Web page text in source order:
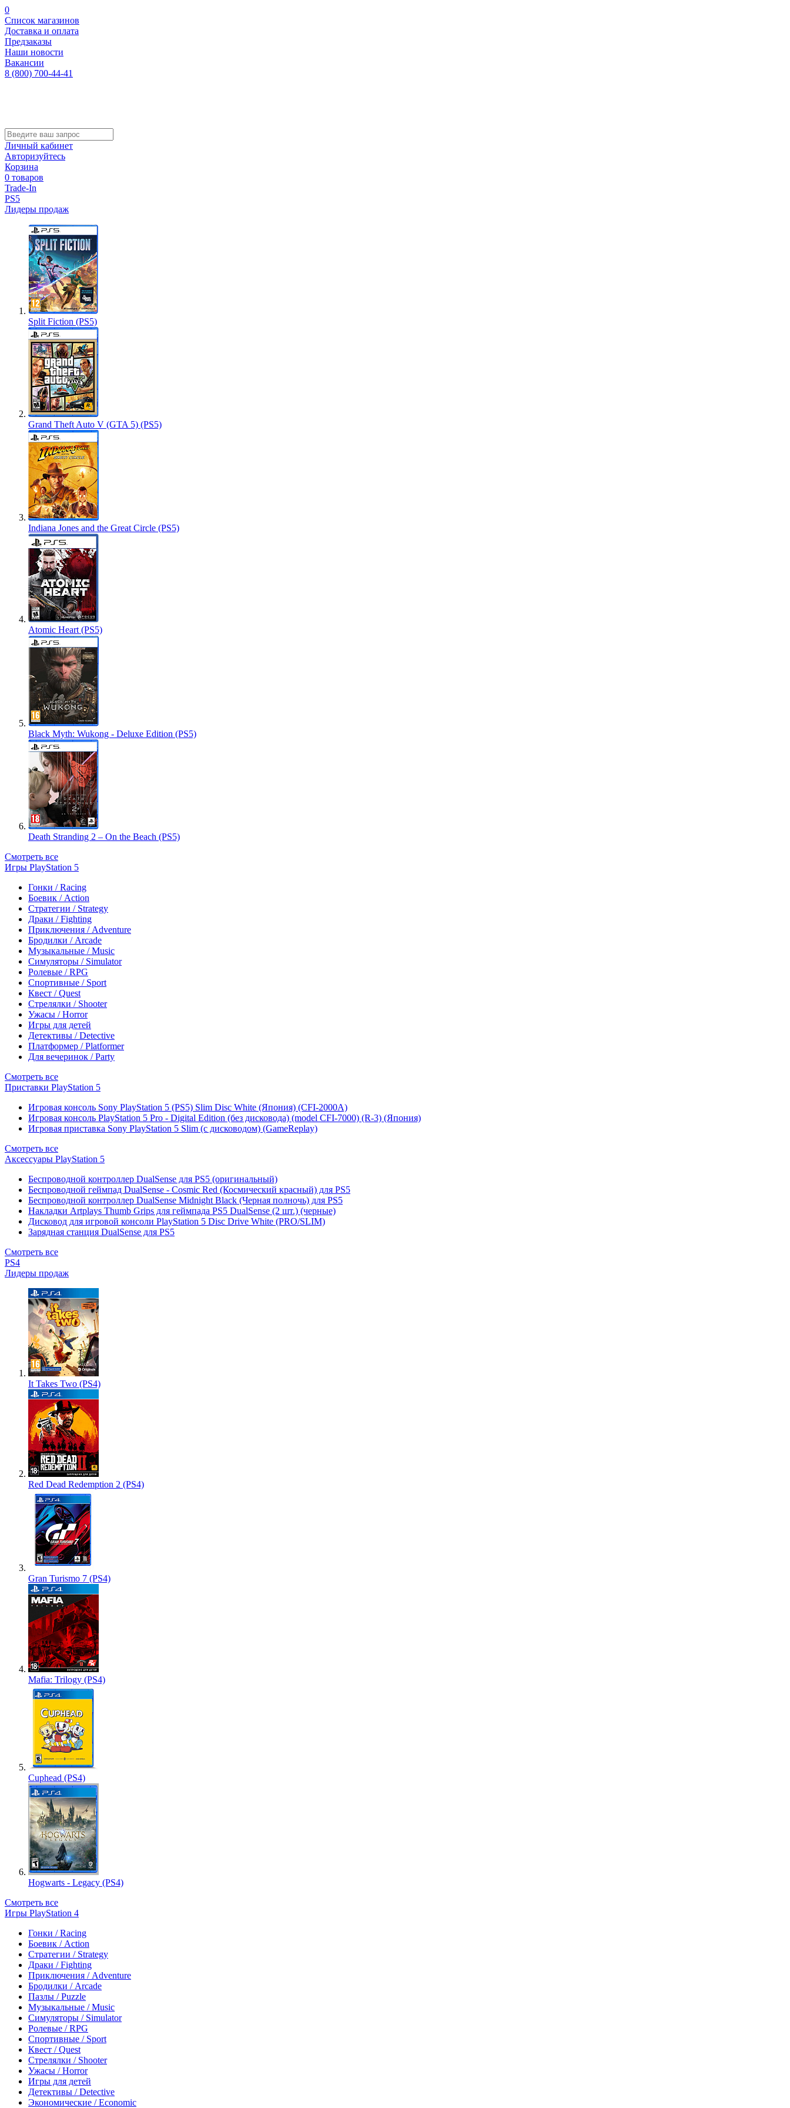
0
Список магазинов
Доставка и оплата
Предзаказы
Наши новости
Вакансии
8 (800) 700-44-41
Личный кабинет
Авторизуйтесь
Корзина
0 товаров
Trade-In
PS5
Лидеры продаж
Split Fiction (PS5)
Grand Theft Auto V (GTA 5) (PS5)
Indiana Jones and the Great Circle (PS5)
Atomic Heart (PS5)
Black Myth: Wukong - Deluxe Edition (PS5)
Death Stranding 2 – On the Beach (PS5)
Смотреть все
Игры PlayStation 5
Гонки / Racing
Боевик / Action
Стратегии / Strategy
Драки / Fighting
Приключения / Adventure
Бродилки / Arcade
Музыкальные / Music
Симуляторы / Simulator
Ролевые / RPG
Спортивные / Sport
Квест / Quest
Стрелялки / Shooter
Ужасы / Horror
Игры для детей
Детективы / Detective
Платформер / Platformer
Для вечеринок / Party
Смотреть все
Приставки PlayStation 5
Игровая консоль Sony PlayStation 5 (PS5) Slim Disc White (Япония) (CFI-2000A)
Игровая консоль PlayStation 5 Pro - Digital Edition (без дисковода) (model CFI-7000) (R-3) (Япония)
Игровая приставка Sony PlayStation 5 Slim (с дисководом) (GameReplay)
Смотреть все
Аксессуары PlayStation 5
Беспроводной контроллер DualSense для PS5 (оригинальный)
Беспроводной геймпад DualSense - Cosmic Red (Космический красный) для PS5
Беспроводной контроллер DualSense Midnight Black (Черная полночь) для PS5
Накладки Artplays Thumb Grips для геймпада PS5 DualSense (2 шт.) (черные)
Дисковод для игровой консоли PlayStation 5 Disc Drive White (PRO/SLIM)
Зарядная станция DualSense для PS5
Смотреть все
PS4
Лидеры продаж
It Takes Two (PS4)
Red Dead Redemption 2 (PS4)
Gran Turismo 7 (PS4)
Mafia: Trilogy (PS4)
Cuphead (PS4)
Hogwarts - Legacy (PS4)
Смотреть все
Игры PlayStation 4
Гонки / Racing
Боевик / Action
Стратегии / Strategy
Драки / Fighting
Приключения / Adventure
Бродилки / Arcade
Пазлы / Puzzle
Музыкальные / Music
Симуляторы / Simulator
Ролевые / RPG
Спортивные / Sport
Квест / Quest
Стрелялки / Shooter
Ужасы / Horror
Игры для детей
Детективы / Detective
Экономические / Economic